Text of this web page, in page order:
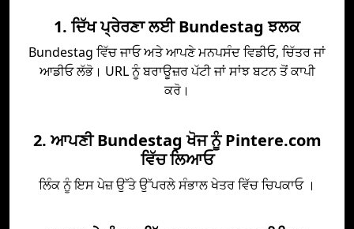
1. ਦਿੱਖ ਪ੍ਰੇਰਣਾ ਲਈ Bundestag ਝਲਕ
Bundestag ਵਿੱਚ ਜਾਓ ਅਤੇ ਆਪਣੇ ਮਨਪਸੰਦ ਵਿਡੀਓ, ਚਿੱਤਰ ਜਾਂ
ਆਡੀਓ ਲੱਭੋ। URL ਨੂੰ ਬਰਾਊਜ਼ਰ ਪੱਟੀ ਜਾਂ ਸਾਂਝ ਬਟਨ ਤੋਂ ਕਾਪੀ
ਕਰੋ।
2. ਆਪਣੀ Bundestag ਖੋਜ ਨੂੰ Pintere.com
ਵਿੱਚ ਲਿਆਓ
ਲਿੰਕ ਨੂੰ ਇਸ ਪੇਜ਼ ਉੱਤੇ ਉੱਪਰਲੇ ਸੰਭਾਲ ਖੇਤਰ ਵਿੱਚ ਚਿਪਕਾਓ ।